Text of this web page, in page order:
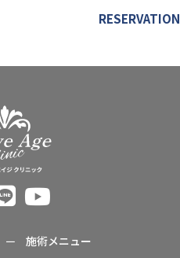
RESERVATION
施術メニュー